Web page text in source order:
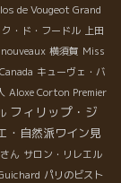
de Vougeot Grand
ク・ド・フードル 上田
横須賀 Miss
Canada キューヴェ・バ
Aloxe Corton Premier
フィリップ・ジ
・自然派ワイン見
ん サロン・リレエル
パリのビスト